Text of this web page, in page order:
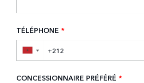
TÉLÉPHONE *
▼
CONCESSIONNAIRE PRÉFÉRÉ *